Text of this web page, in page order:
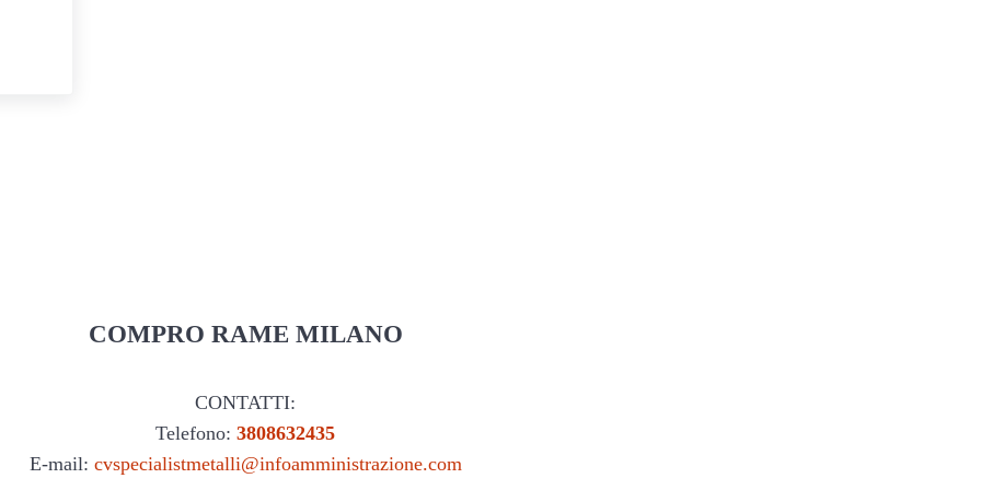
COMPRO RAME MILANO
CONTATTI:
Telefono: 3808632435
E-mail: cvspecialistmetalli@infoamministrazione.com